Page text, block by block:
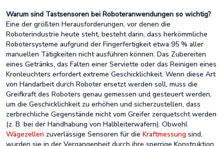
Warum sind Tastsensoren bei Roboteranwendungen so wichtig?
Eine der größten Herausforderungen, vor denen die
Roboterindustrie heute steht, besteht darin, dass herkömmliche
Robotersysteme aufgrund der Fingerfertigkeit etwa 95 % aller
manuellen Tätigkeiten nicht ausführen können. Das Zubereiten
eines Getränks, das Falten einer Serviette oder das Reinigen eines
Kronleuchters erfordert extreme Geschicklichkeit. Wenn diese Art
von Handarbeit durch Roboter ersetzt werden soll, muss die
Greifkraft des Roboters genau gemessen und gesteuert werden,
um die Geschicklichkeit zu erhöhen und sicherzustellen, dass
zerbrechliche Gegenstände nicht vom Greifer zerquetscht werden
(z. B. bei der Handhabung von Halbleiterwafern). Obwohl
Wägezellen zuverlässige Sensoren für die Kraftmessung sind,